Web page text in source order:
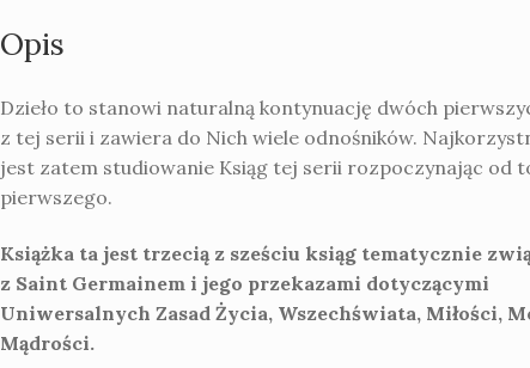
Opis
Dzieło to stanowi naturalną kontynuację dwóch
z tej serii i zawiera do Nich wiele odnośników.
jest zatem studiowanie Ksiąg tej serii rozpoczynając od
pierwszego.
Książka ta jest trzecią z sześciu ksiąg tematycznie
z Saint Germainem i jego przekazami dotyczącymi
Uniwersalnych Zasad Życia, Wszechświata, Miłości,
Mądrości.